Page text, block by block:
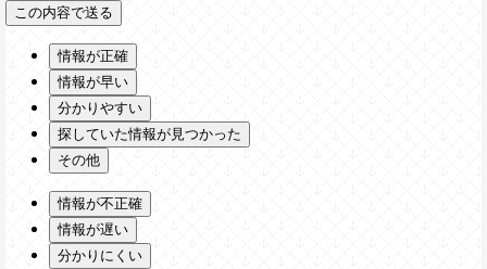
情報が正確
情報が早い
分かりやすい
探していた情報が見つかった
その他
情報が不正確
情報が遅い
分かりにくい